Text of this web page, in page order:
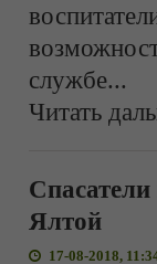
службе...
Читать
Ялтой
17-08-2018,